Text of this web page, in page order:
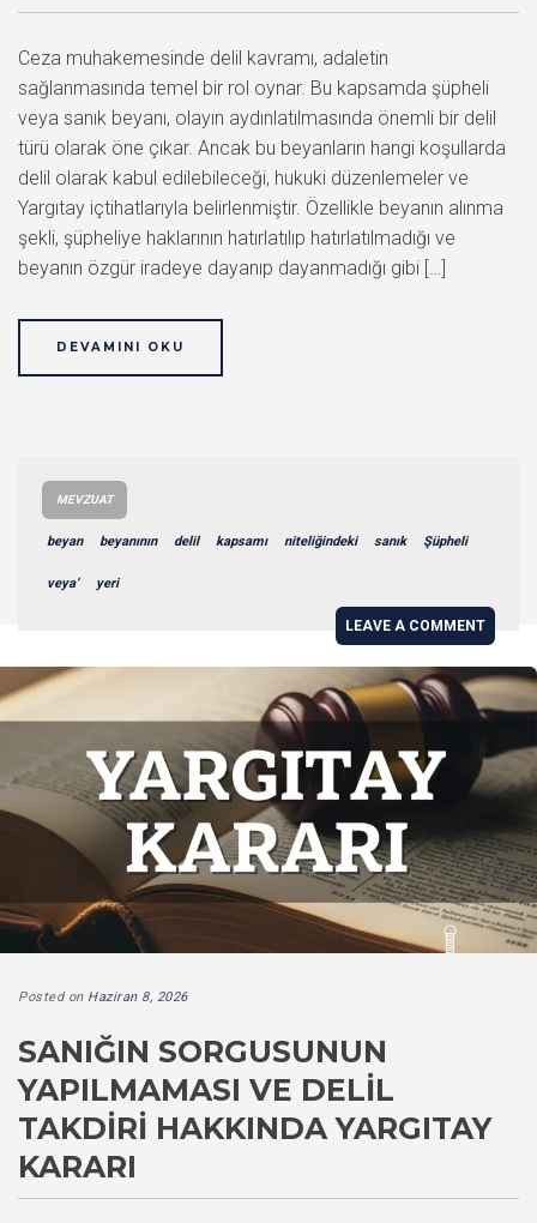
Ceza muhakemesinde delil kavramı, adaletin
sağlanmasında temel bir rol oynar. Bu kapsamda şüpheli
veya sanık beyanı, olayın aydınlatılmasında önemli bir delil
türü olarak öne çıkar. Ancak bu beyanların hangi koşullarda
delil olarak kabul edilebileceği, hukuki düzenlemeler ve
Yargıtay içtihatlarıyla belirlenmiştir. Özellikle beyanın alınma
şekli, şüpheliye haklarının hatırlatılıp hatırlatılmadığı ve
beyanın özgür iradeye dayanıp dayanmadığı gibi […]
DEVAMINI OKU
MEVZUAT
beyan beyanının delil kapsamı niteliğindeki sanık Şüpheli
veya’ yeri
LEAVE A COMMENT
Posted on Haziran 8, 2026
SANIĞIN SORGUSUNUN
YAPILMAMASI VE DELIL
TAKDIRI HAKKINDA YARGITAY
KARARI